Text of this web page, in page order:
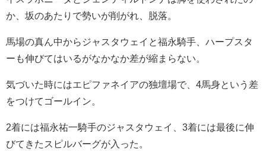
か、坂のあたりで勢いが削がれ、脱落。
馬場の真ん中からジャスタウェイと福永騎手、ハープスタ
ーも伸びてはいるがなかなか差が縮まらない。
気づいた時にはエピファネイアの独壇場で、4馬身という差
をつけてゴールイン。
2着には福永祐一騎手のジャスタウェイ、3着には最後に伸
びてきたスピルバーグが入った。